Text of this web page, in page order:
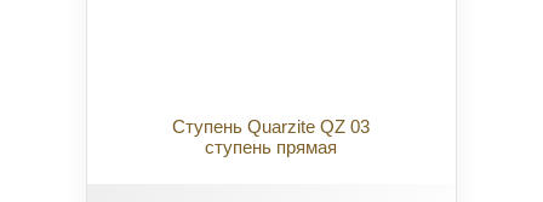
Ступень Quarzite QZ 03
ступень прямая